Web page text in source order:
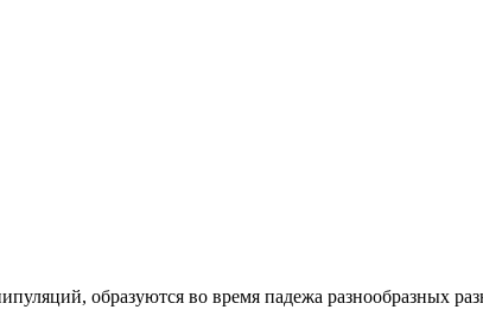
образуются во время падежа разнообразных